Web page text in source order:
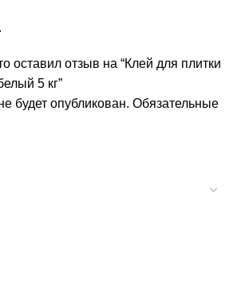
оставил отзыв на “Клей для плитки
5 кг”
будет опубликован. Обязательные